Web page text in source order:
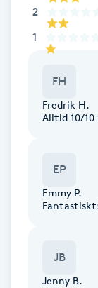
Face framing
Fet hårbotten
Fotmassage
2
1
FH
Fredrik H.
Alltid 10/10
EP
Emmy P.
JB
Jenny B.